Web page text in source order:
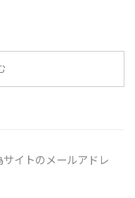
イトのメールアドレ